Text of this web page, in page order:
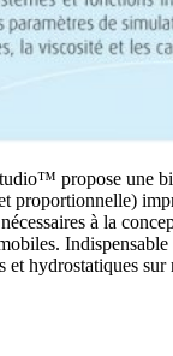
propose une
proportionnelle)
à la
hydrostatiques sur